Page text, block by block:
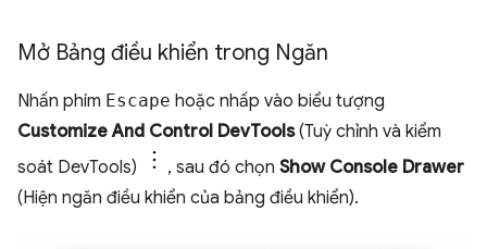
Mở Bảng điều khiển trong Ngăn
Nhấn phím Escape hoặc nhấp vào biểu tượng
Customize And Control DevTools(Tuỳ chỉnh và kiểm
soát DevTools)
, sau đó chọn Show Console Drawer
(Hiện ngăn điều khiển của bảng điều khiển).